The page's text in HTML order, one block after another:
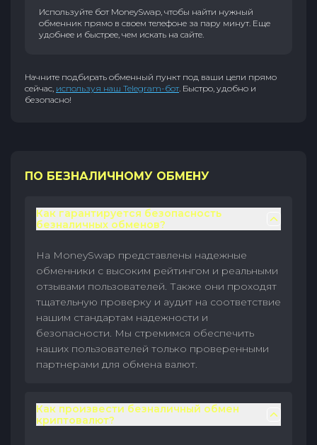
Используйте бот MoneySwap, чтобы найти нужный
обменник прямо в своем телефоне за пару минут. Еще
удобнее и быстрее, чем искать на сайте.
Начните подбирать обменный пункт под ваши цели прямо
сейчас, используя наш Telegram-бот. Быстро, удобно и
безопасно!
ПО БЕЗНАЛИЧНОМУ ОБМЕНУ
Как гарантируется безопасность
безналичных обменов?
На MoneySwap представлены надежные
обменники с высоким рейтингом и реальными
отзывами пользователей. Также они проходят
тщательную проверку и аудит на соответствие
нашим стандартам надежности и
безопасности. Мы стремимся обеспечить
наших пользователей только проверенными
партнерами для обмена валют.
Как произвести безналичный обмен
криптовалют?